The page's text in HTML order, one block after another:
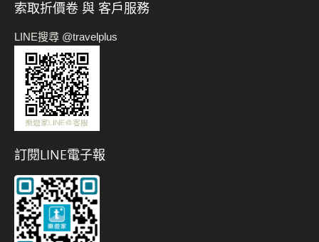
索取折價卷 與 客戶服務
LINE搜尋 @travelplus
訂閱LINE電子報